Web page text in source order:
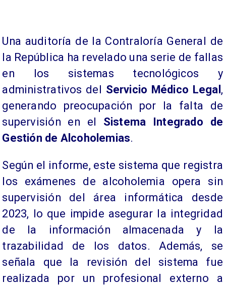
Una auditoría de la Contraloría General de
la República ha revelado una serie de fallas
en los sistemas tecnológicos y
administrativos del Servicio Médico Legal ,
generando preocupación por la falta de
supervisión en el Sistema Integrado de
Gestión de Alcoholemias.
Según el informe, este sistema que registra
los exámenes de alcoholemia opera sin
supervisión del área informática desde
2023, lo que impide asegurar la integridad
de la información almacenada y la
trazabilidad de los datos. Además, se
señala que la revisión del sistema fue
realizada por un profesional externo a